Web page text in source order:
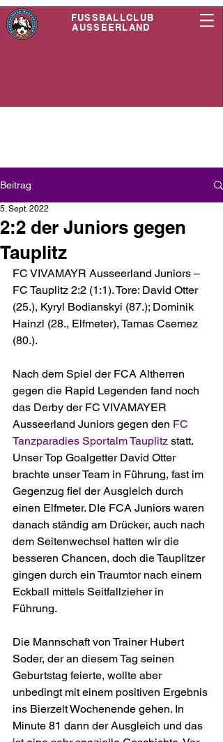
FUSSBALLCLUB
AUSSEERLAND
Beitrag
2:2 der Juniors gegen
Tauplitz
5. Sept. 2022
FC VIVAMAYR Ausseerland Juniors –
FC Tauplitz 2:2 (1:1). Tore: David Otter
(25.), Kyryl Bodianskyi (87.); Dominik
Hainzl (28., Elfmeter), Tamas Csemez
(80.).
Nach dem Spiel der FCA Altherren
gegen die Rapid Legenden fand noch
das Derby der FC VIVAMAYER
Ausseerland Juniors gegen den FC
Tanzparadies Sportalm Tauplitz statt.
Unser Top Goalgetter David Otter
brachte unser Team in Führung, fast im
Gegenzug fiel der Ausgleich durch
einen Elfmeter. DIe FCA Juniors waren
danach ständig am Drücker, auch nach
dem Seitenwechsel hatten wir die
besseren Chancen, doch die Tauplitzer
gingen durch ein Traumtor nach einem
Eckball mittels Seitfallzieher in
Führung.
Die Mannschaft von Trainer Hubert
Soder, der an diesem Tag seinen
Geburtstag feierte, wollte aber
unbedingt mit einem positiven Ergebnis
ins Bierzelt Wochenende gehen. In
Minute 81 dann der Ausgleich und das